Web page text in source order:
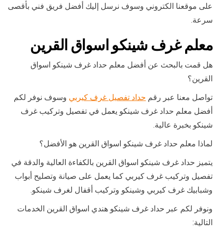
على موقعنا الكتروني وسوف نرسل إليك أفضل فريق فني بأقصى
سرعة.
معلم غرف شينكو اسواق القرين
هل قمت بالبحث عن أفضل معلم حداد غرف شينكو اسواق
القرين؟
تواصل معنا عبر رقم حداد تفصيل غرف كيربي وسوف نوفر لكم
أفضل معلم حداد غرف شينكو يعمل في تفصيل وتركيب غرف
شينكو بخبرة عالية.
لماذا معلم حداد غرف شينكو اسواق القرين هو الأفضل؟
يتميز حداد غرف شينكو اسواق القرين بالكفاءة العالية والدقة في
تفصيل وتركيب غرف كيربي كما يعمل على صيانة وتصليح أبواب
وشبابيك غرف كيربي وشينكو وتركيب أقفال لغرف شينكو.
ونوفر لكم عبر حداد غرف شينكو هندي اسواق القرين الخدمات
التالية: